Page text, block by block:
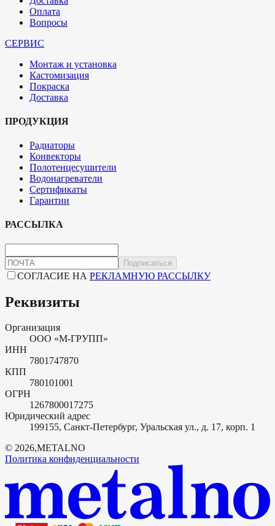
Оплата
Вопросы
СЕРВИС
Монтаж и установка
Кастомизация
Покраска
Доставка
ПРОДУКЦИЯ
Радиаторы
Конвекторы
Полотенцесушители
Водонагреватели
Сертификаты
Гарантии
РАССЫЛКА
Подписаться
СОГЛАСИЕ НА РЕКЛАМНУЮ РАССЫЛКУ
Реквизиты
Организация
ООО «М-ГРУПП»
ИНН
7801747870
КПП
780101001
ОГРН
1267800017275
Юридический адрес
199155, Санкт-Петербург, Уральская ул., д. 17, корп. 1
© 2026,METALNO
Политика конфиденциальности